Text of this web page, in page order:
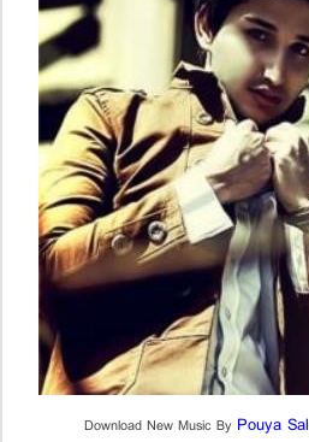
Download New Music By Pouya